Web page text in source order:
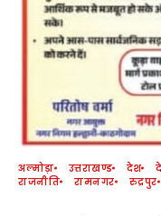
अल्मोड़ा उत्तराखण्ड देश
राजनीति
रामनगर रुद्रपुर